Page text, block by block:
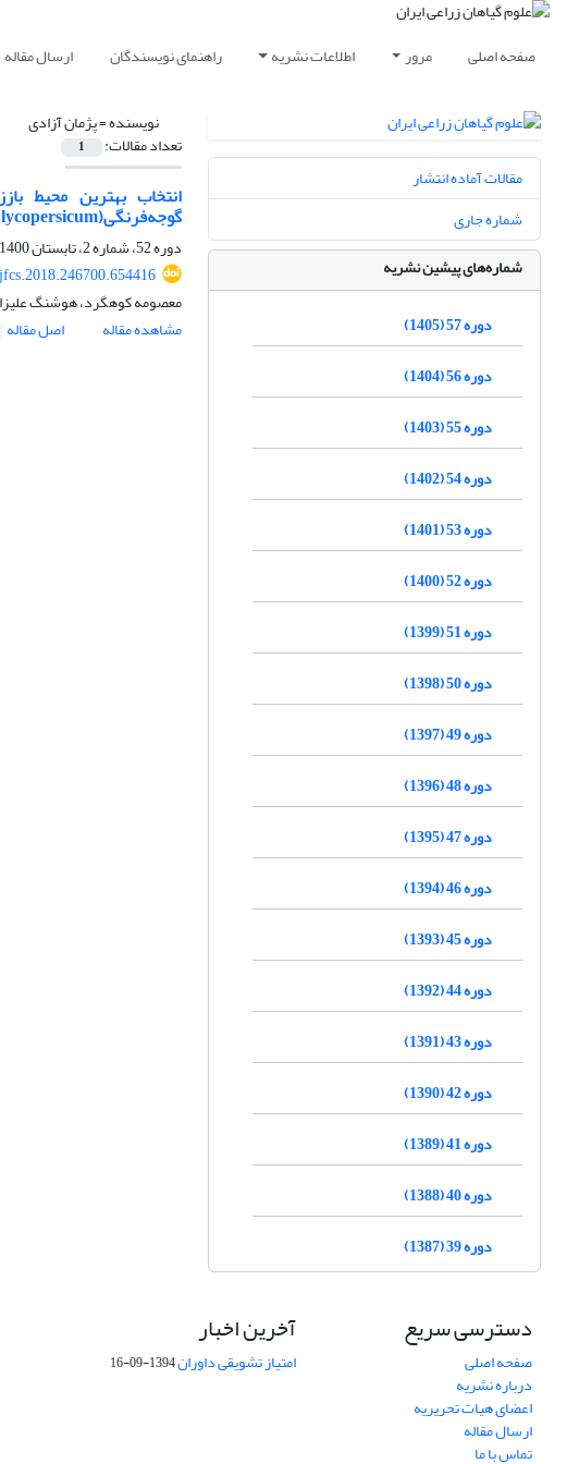
صفحه اصلی مرور اطلاعات نشریه راهنمای نویسندگان ارسال مقاله
نویسنده =پژمان آزادی
تعداد مقالات: 1
گوجه‌فرنگی(Solanum lycopersicum)
دوره 52، شماره 2، تابستان 1400، صفحه
معصومه کوهگرد، هوشنگ
مشاهده مقاله
اصل مقاله
مقالات آماده انتشار
شماره جاری
شماره‌های پیشین نشریه
دوره 57 (1405)
دوره 56 (1404)
دوره 55 (1403)
دوره 54 (1402)
دوره 53 (1401)
دوره 52 (1400)
دوره 51 (1399)
دوره 50 (1398)
دوره 49 (1397)
دوره 48 (1396)
دوره 47 (1395)
دوره 46 (1394)
دوره 45 (1393)
دوره 44 (1392)
دوره 43 (1391)
دوره 42 (1390)
دوره 41 (1389)
دوره 40 (1388)
دوره 39 (1387)
دسترسی سریع
صفحه اصلی
درباره نشریه
اعضای هیات تحریریه
ارسال مقاله
تماس با ما
آخرین اخبار
امتیاز تشویقی داوران1394-09-16